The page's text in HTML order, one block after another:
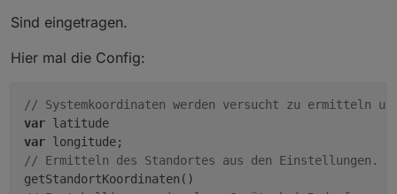
Sind eingetragen.
Hier mal die Config:
// Systemkoordinaten werden versucht zu ermitteln
var
var
// Ermitteln des Standortes aus den Einstellungen.